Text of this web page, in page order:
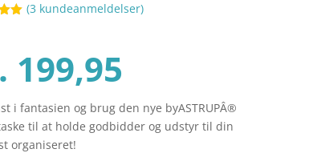
(3 kundeanmeldelser)
199,95
i fantasien og brug den nye byASTRUPÂ®
til at holde godbidder og udstyr til din
organiseret!